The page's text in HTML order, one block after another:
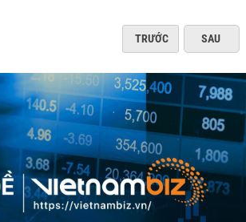
TRƯỚC SAU